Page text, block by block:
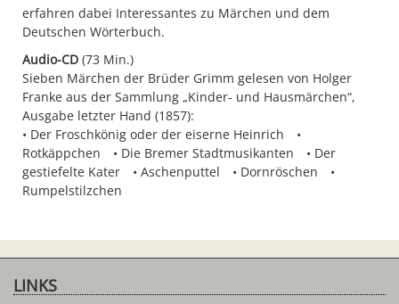
erfahren dabei Interessantes zu Märchen und dem
Deutschen Wörterbuch.
Audio-CD (73 Min.)
Sieben Märchen der Brüder Grimm gelesen von Holger
Franke aus der Sammlung „Kinder- und Hausmärchen“,
Ausgabe letzter Hand (1857):
Der Froschkönig oder der eiserne Heinrich
Rotkäppchen
Die Bremer Stadtmusikanten
Der
gestiefelte Kater
Aschenputtel
Dornröschen
Rumpelstilzchen
LINKS